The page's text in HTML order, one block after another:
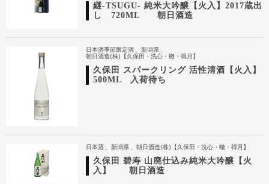
継-TSUGU- 純米大吟醸【火入】2017蔵出
し 720ML 朝日酒造
日本酒季節限定酒
新潟県
朝日酒造(株)【久保田・洗心・轍・得月】
久保田 スパークリング 活性清酒【火入】
500ML 入荷待ち
日本酒 新潟県 朝日酒造(株)【久保田・洗心・轍・得月】
久保田 碧寿 山廃仕込み純米大吟醸【火
入】 朝日酒造